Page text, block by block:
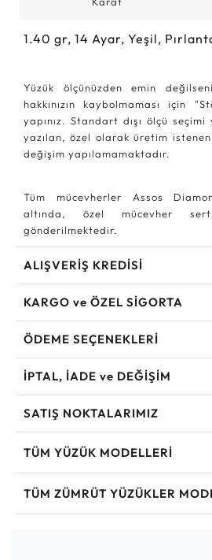
1.40 gr, 14 Ayar, Yeşil,
Yüzük ölçünüzden emin
hakkınızın kaybolmaması için
yapınız. Standart dışı ölçü seçimi
yazılan, özel olarak üretim
değişim yapılamamaktadır.
Tüm mücevherler Assos
altında, özel mücevher
gönderilmektedir.
ALIŞVERİŞ KREDİSİ
KARGO ve ÖZEL SİGORTA
ÖDEME SEÇENEKLERİ
İPTAL, İADE ve DEĞİŞİM
SATIŞ NOKTALARIMIZ
TÜM YÜZÜK MODELLERI
TÜM ZÜMRÜT YÜZÜKLER